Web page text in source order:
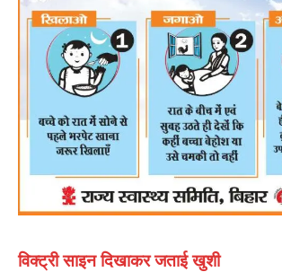
विक्ट्री साइन दिखाकर जताई खुशी